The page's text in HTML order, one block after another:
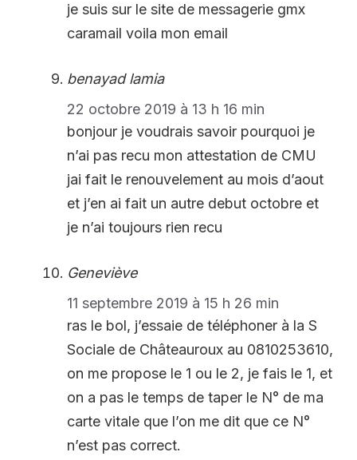
je suis sur le site de messagerie gmx
caramail voila mon email
benayad lamia
22 octobre 2019 à 13 h 16 min
bonjour je voudrais savoir pourquoi je
n’ai pas recu mon attestation de CMU
jai fait le renouvelement au mois d’aout
et j’en ai fait un autre debut octobre et
je n’ai toujours rien recu
Geneviève
11 septembre 2019 à 15 h 26 min
ras le bol, j’essaie de téléphoner à la S
Sociale de Châteauroux au 0810253610,
on me propose le 1 ou le 2, je fais le 1, et
on a pas le temps de taper le N° de ma
carte vitale que l’on me dit que ce N°
n’est pas correct.